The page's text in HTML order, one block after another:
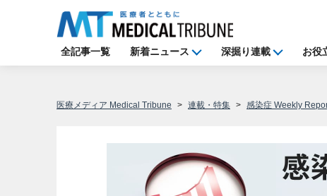
全記事一覧 新着ニュース 深掘り連載 お役
医療メディア Medical Tribune 連載・特集 感染症 Weekly